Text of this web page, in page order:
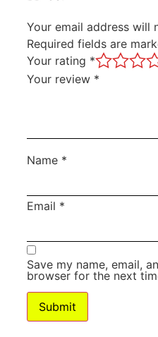
Your email address will
Required fields are
Your rating *
Your review *
Name *
Email *
Save my name, email,
browser for the next